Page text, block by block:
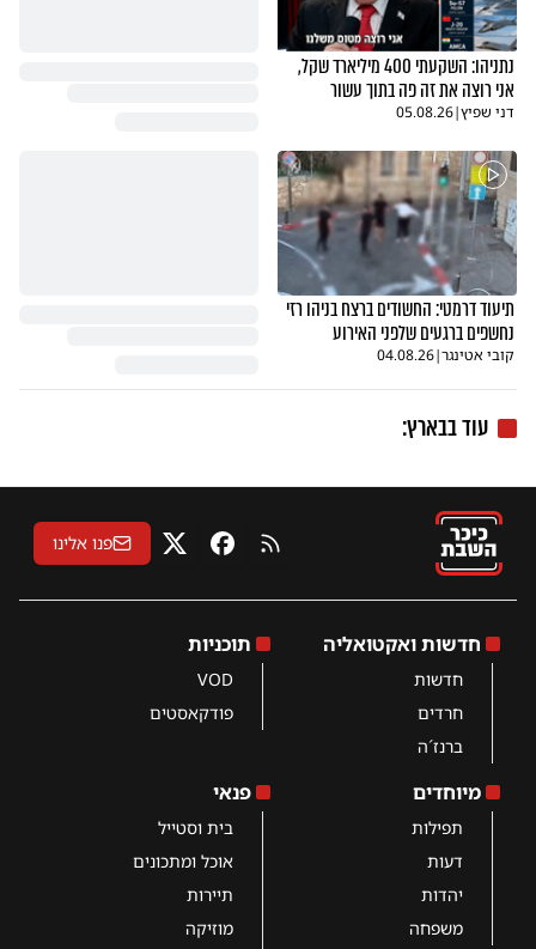
נתניהו: השקעתי 400 מיליארד שקל,
אני רוצה את זה פה בתוך עשור
דני שפיץ|
05.08.26
תיעוד דרמטי: החשודים ברצח בניהו רזי
נחשפים ברגעים שלפני האירוע
קובי אטינגר|
04.08.26
עוד בבארץ:
RSS פייסבוקX פנו אלינו
חדשות ואקטואליה
חדשות
חרדים
ברנז´ה
תוכניות
VOD
פודקאסטים
מיוחדים
תפילות
דעות
יהדות
משפחה
פנאי
בית וסטייל
אוכל ומתכונים
תיירות
מוזיקה